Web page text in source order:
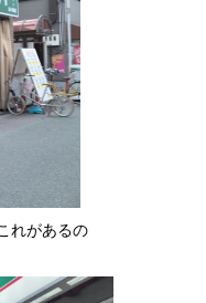
れがあるの